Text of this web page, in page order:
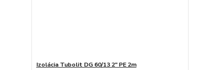
Izolácia Tubolit DG 60/13 2" PE 2m